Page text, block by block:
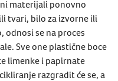
materijali ponovno
tvari, bilo za izvorne ili
odnosi se na proces
Sve one plastične boce
limenke i papirnate
razgradit će se, a